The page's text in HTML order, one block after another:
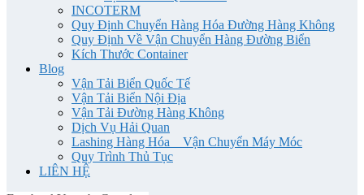
INCOTERM
Quy Định Chuyển Hàng Hóa Đường Hàng Không
Quy Định Về Vận Chuyển Hàng Đường Biển
Kích Thước Container
Blog
Vận Tải Biển Quốc Tế
Vận Tải Biển Nội Địa
Vận Tải Đường Hàng Không
Dịch Vụ Hải Quan
Lashing Hàng Hóa _ Vận Chuyển Máy Móc
Quy Trình Thủ Tục
LIÊN HỆ